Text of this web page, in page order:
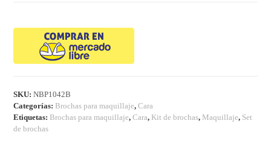
SKU:NBP1042B
Categorías: Brochas para maquillaje,Cara
Etiquetas: Brochas para maquillaje,Cara, Kit de brochas, Maquillaje, Set
de brochas